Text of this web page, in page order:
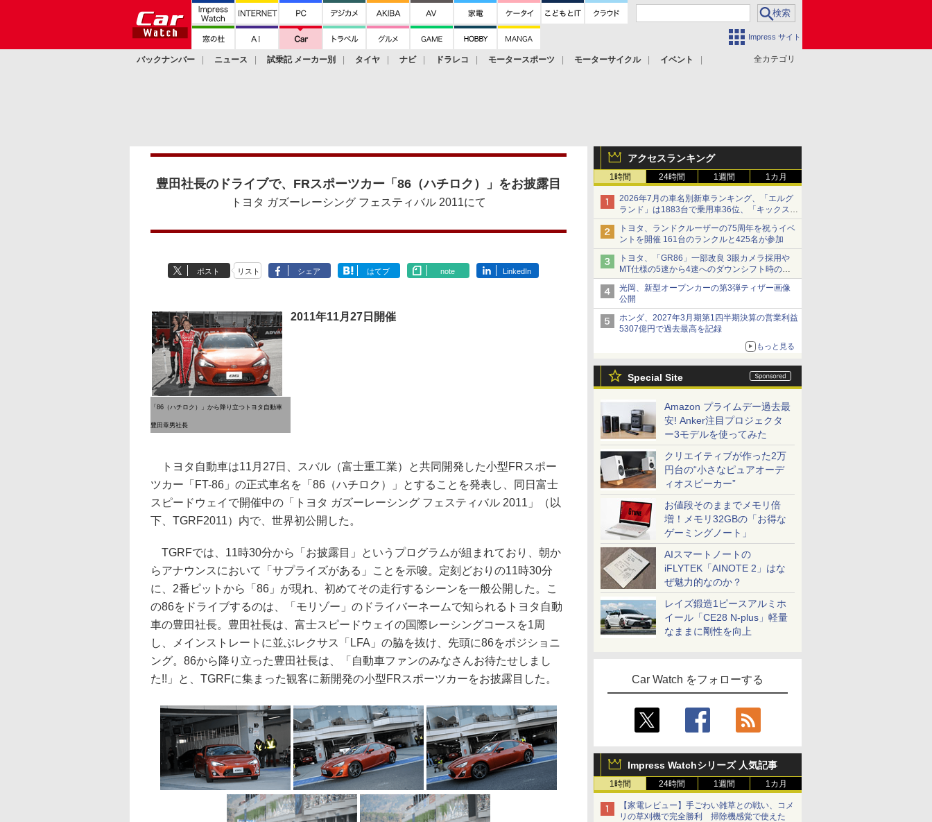
Impress サイト
全カテゴリ
バックナンバー ニュース 試乗記 メーカー別 タイヤ ナビ ドラレコ モータースポーツ モーターサイクル
イベント
アクセスランキング
1時間 24時間 1週間 1カ月
2026年7月の車名別新車ランキング、「エルグ
ランド」は1883台で乗用車36位、「キックス」
は2591台で27位に
トヨタ、ランドクルーザーの75周年を祝うイベ
ントを開催 161台のランクルと425名が参加
トヨタ、「GR86」一部改良 3眼カメラ採用や
MT仕様の5速から4速へのダウンシフト時の操
作性向上など
光岡、新型オープンカーの第3弾ティザー画像
公開
ホンダ、2027年3月期第1四半期決算の営業利益
5307億円で過去最高を記録
もっと見る
Special Site
Amazon プライムデー過去最
安! Anker注目プロジェクタ
ー3モデルを使ってみた
クリエイティブが作った2万
円台の“小さなピュアオーデ
ィオスピーカー”
お値段そのままでメモリ倍
増！メモリ32GBの「お得な
ゲーミングノート」
AIスマートノートの
iFLYTEK「AINOTE 2」はな
ぜ魅力的なのか？
レイズ鍛造1ピースアルミホ
イール「CE28 N-plus」軽量
なままに剛性を向上
Car Watch をフォローする
Impress Watchシリーズ 人気記事
1時間 24時間 1週間 1カ月
【家電レビュー】手ごわい雑草との戦い、コメ
リの草刈機で完全勝利 掃除機感覚で使えた
豊田社長のドライブで、FRスポーツカー「86（ハチロク）」をお披露目
トヨタ ガズーレーシング フェスティバル 2011にて
ポスト リスト シェア はてブ note LinkedIn
「86（ハチロク）」から降り立つトヨタ自動車
豊田章男社長
2011年11月27日開催
トヨタ自動車は11月27日、スバル（富士重工業）と共同開発した小型FRスポー
ツカー「FT-86」の正式車名を「86（ハチロク）」とすることを発表し、同日富士
スピードウェイで開催中の「トヨタ ガズーレーシング フェスティバル 2011」（以
下、TGRF2011）内で、世界初公開した。
TGRFでは、11時30分から「お披露目」というプログラムが組まれており、朝か
らアナウンスにおいて「サプライズがある」ことを示唆。定刻どおりの11時30分
に、2番ピットから「86」が現れ、初めてその走行するシーンを一般公開した。こ
の86をドライブするのは、「モリゾー」のドライバーネームで知られるトヨタ自動
車の豊田社長。豊田社長は、富士スピードウェイの国際レーシングコースを1周
し、メインストレートに並ぶレクサス「LFA」の脇を抜け、先頭に86をポジショニ
ング。86から降り立った豊田社長は、「自動車ファンのみなさんお待たせしまし
た!!」と、TGRFに集まった観客に新開発の小型FRスポーツカーをお披露目した。